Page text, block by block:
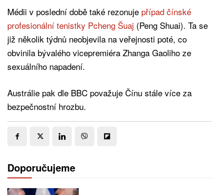
Médii v poslední době také rezonuje případ čínské
profesionální tenistky Pcheng Šuaj (Peng Shuai). Ta se
již několik týdnů neobjevila na veřejnosti poté, co
obvinila bývalého vicepremiéra Zhanga Gaoliho ze
sexuálního napadení.
Austrálie pak dle BBC považuje Čínu stále více za
bezpečnostní hrozbu.
Doporučujeme